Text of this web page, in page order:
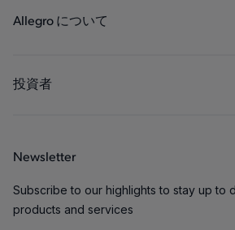
パッケージング
Allegro について
キャリア
お問い合わせ先
投資者
Newsletter
Subscribe to our highlights to stay up to
products and services